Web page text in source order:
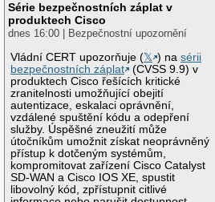
Série bezpečnostních záplat v
produktech Cisco
dnes 16:00 | Bezpečnostní upozornění
Vládní CERT upozorňuje (𝕏 ) nasérii
bezpečnostních záplat
(CVSS 9.9) v
produktech Cisco řešících kritické
zranitelnosti umožňující obejití
autentizace, eskalaci oprávnění,
vzdálené spuštění kódu a odepření
služby. Úspěšné zneužití může
útočníkům umožnit získat neoprávněný
přístup k dotčeným systémům,
kompromitovat zařízení Cisco Catalyst
SD-WAN a Cisco IOS XE, spustit
libovolný kód, zpřístupnit citlivé